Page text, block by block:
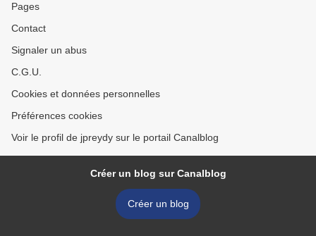
Pages
Contact
Signaler un abus
C.G.U.
Cookies et données personnelles
Préférences cookies
Voir le profil de jpreydy sur le portail Canalblog
Créer un blog sur Canalblog
Créer un blog